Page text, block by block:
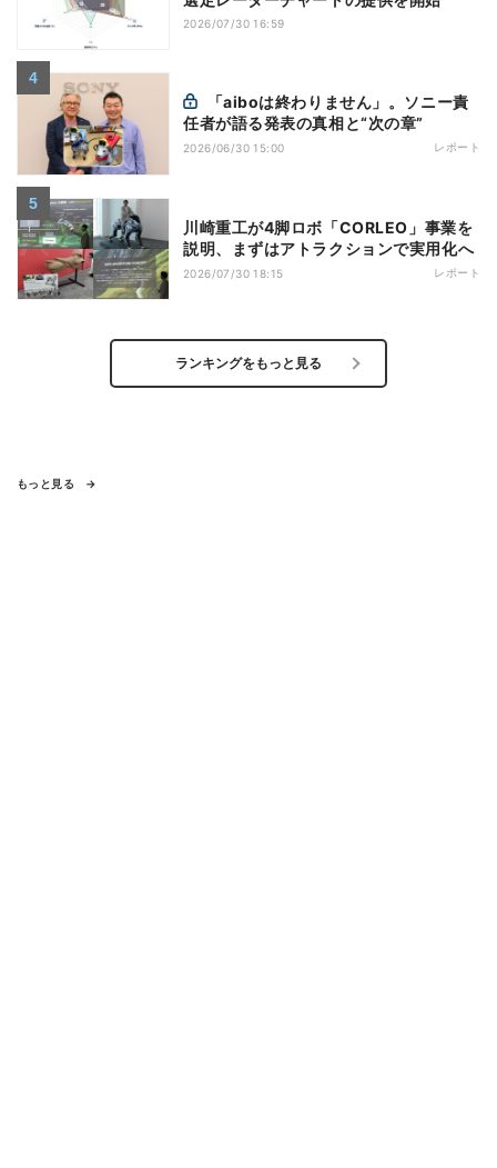
2026/07/30 16:59
任者が語る発表の真相と“次の章”
2026/06/30 15:00 レポート
川崎重工が4脚ロボ「CORLEO」事業を
説明、まずはアトラクションで実用化へ
2026/07/30 18:15 レポート
ランキングをもっと見る
もっと見る